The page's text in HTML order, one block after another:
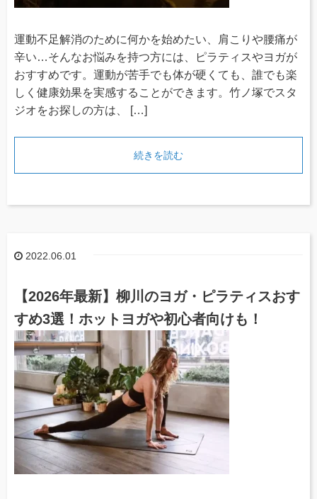
運動不足解消のために何かを始めたい、肩こりや腰痛が
辛い…そんなお悩みを持つ方には、ピラティスやヨガが
おすすめです。運動が苦手でも体が硬くても、誰でも楽
しく健康効果を実感することができます。竹ノ塚でスタ
ジオをお探しの方は、 […]
続きを読む
2022.06.01
【2026年最新】柳川のヨガ・ピラティスおす
すめ3選！ホットヨガや初心者向けも！